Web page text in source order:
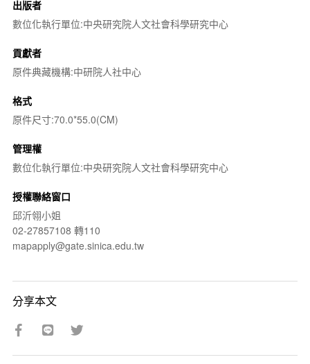
出版者
數位化執行單位:中央研究院人文社會科學研究中心
貢獻者
原件典藏機構:中研院人社中心
格式
原件尺寸:70.0*55.0(CM)
管理權
數位化執行單位:中央研究院人文社會科學研究中心
授權聯絡窗口
邱沂翎小姐
02-27857108 轉110
mapapply@gate.sinica.edu.tw
分享本文